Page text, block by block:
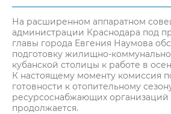
На расширенном аппаратном
администрации Краснодара под
главы города Евгения Наумова
подготовку жилищно-
кубанской столицы к работе в
К настоящему моменту комиссия
готовности к отопительному
ресурсоснабжающих организаций
продолжается.